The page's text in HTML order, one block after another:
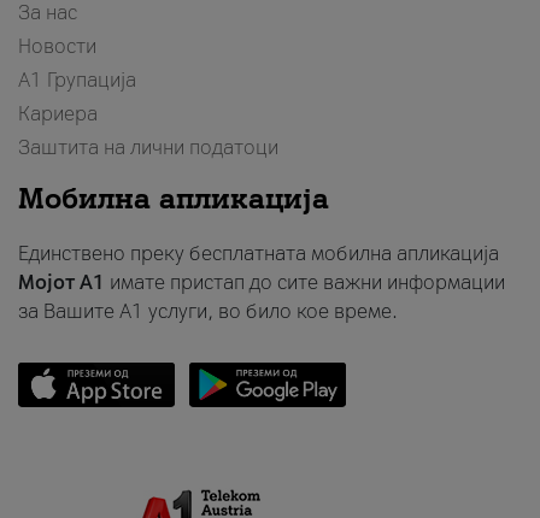
За нас
Новости
А1 Групација
Кариера
Заштита на лични податоци
Мобилна апликација
Единствено преку бесплатната мобилна апликација
Мојот A1 имате пристап до сите важни информации
за Вашите A1 услуги, во било кое време.